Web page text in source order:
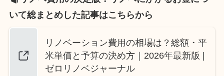
いて総まとめした記事はこちらから
リノベーション費用の相場は？総額・平
米単価と予算の決め方｜2026年最新版 |
ゼロリノベジャーナル